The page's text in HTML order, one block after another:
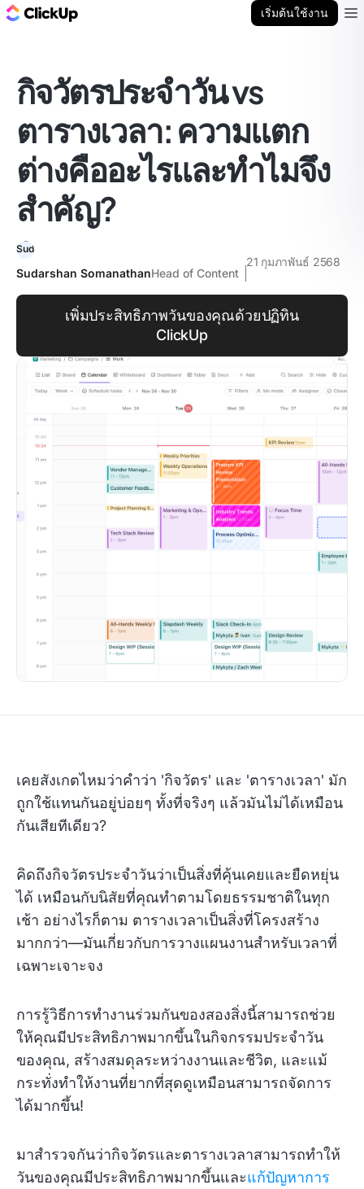
เริ่มต้นใช้งาน
กิจวัตรประจำวัน vs
ตารางเวลา: ความแตก
ต่างคืออะไรและทำไมจึง
สำคัญ?
Sudarshan SomanathanHead of Content
21 กุมภาพันธ์ 2568
เพิ่มประสิทธิภาพวันของคุณด้วยปฏิทิน
ClickUp
เคยสังเกตไหมว่าคำว่า 'กิจวัตร' และ 'ตารางเวลา' มัก
ถูกใช้แทนกันอยู่บ่อยๆ ทั้งที่จริงๆ แล้วมันไม่ได้เหมือน
กันเสียทีเดียว?
คิดถึงกิจวัตรประจำวันว่าเป็นสิ่งที่คุ้นเคยและยืดหยุ่น
ได้ เหมือนกับนิสัยที่คุณทำตามโดยธรรมชาติในทุก
เช้า อย่างไรก็ตาม ตารางเวลาเป็นสิ่งที่โครงสร้าง
มากกว่า—มันเกี่ยวกับการวางแผนงานสำหรับเวลาที่
เฉพาะเจาะจง
การรู้วิธีการทำงานร่วมกันของสองสิ่งนี้สามารถช่วย
ให้คุณมีประสิทธิภาพมากขึ้นในกิจกรรมประจำวัน
ของคุณ, สร้างสมดุลระหว่างงานและชีวิต, และแม้
กระทั่งทำให้งานที่ยากที่สุดดูเหมือนสามารถจัดการ
ได้มากขึ้น!
มาสำรวจกันว่ากิจวัตรและตารางเวลาสามารถทำให้
วันของคุณมีประสิทธิภาพมากขึ้นและแก้ปัญหาการ